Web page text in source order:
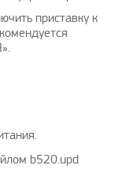
приставку к
b520.upd